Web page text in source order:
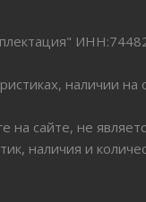
наличии
на сайте, не
наличия и